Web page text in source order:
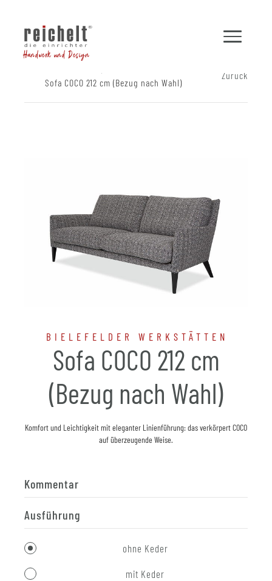
Handwerk und Design
Sofa COCO 212 cm (Bezug nach Wahl)
Zurück
BIELEFELDER WERKSTÄTTEN
Sofa COCO 212 cm
(Bezug nach Wahl)
Komfort und Leichtigkeit mit eleganter Linienführung: das verkörpert COCO
auf überzeugende Weise.
Kommentar
Ausführung
ohne Keder
mit Keder